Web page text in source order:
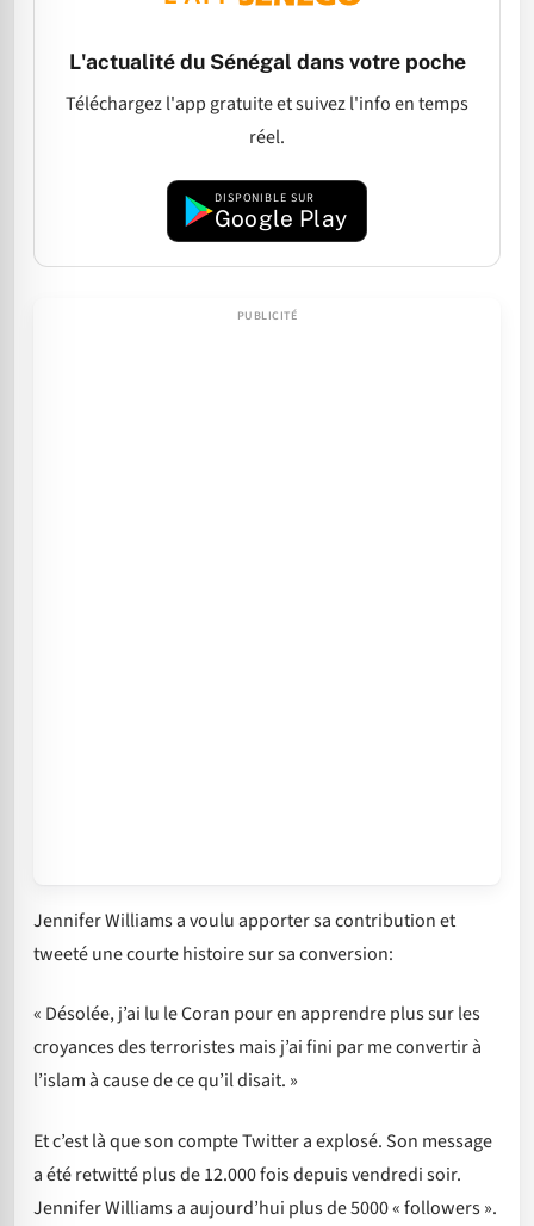
L'actualité du Sénégal dans votre poche
Téléchargez l'app gratuite et suivez l'info en temps
réel.
DISPONIBLE SUR
Google Play
Jennifer Williams a voulu apporter sa contribution et
tweeté une courte histoire sur sa conversion:
« Désolée, j’ai lu le Coran pour en apprendre plus sur les
croyances des terroristes mais j’ai fini par me convertir à
l’islam à cause de ce qu’il disait. »
Et c’est là que son compte Twitter a explosé. Son message
a été retwitté plus de 12.000 fois depuis vendredi soir.
Jennifer Williams a aujourd’hui plus de 5000 « followers ».